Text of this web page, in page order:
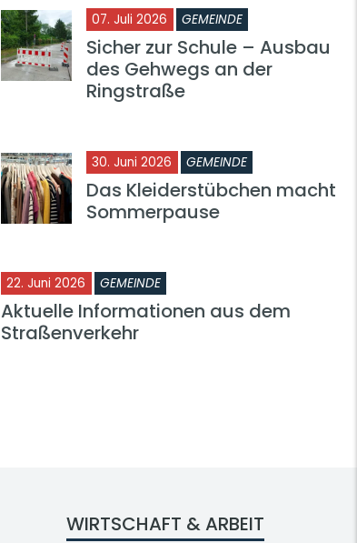
07. Juli 2026 GEMEINDE
Sicher zur Schule – Ausbau
des Gehwegs an der
Ringstraße
30. Juni 2026 GEMEINDE
Das Kleiderstübchen macht
Sommerpause
22. Juni 2026 GEMEINDE
Aktuelle Informationen aus dem
Straßenverkehr
WIRTSCHAFT & ARBEIT